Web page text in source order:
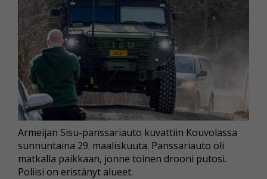
Armeijan Sisu-panssariauto kuvattiin Kouvolassa
sunnuntaina 29. maaliskuuta. Panssariauto oli
matkalla paikkaan, jonne toinen drooni putosi.
Poliisi on eristänyt alueet.